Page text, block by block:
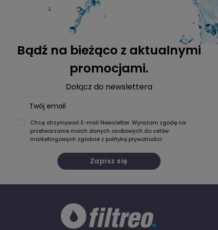
Bądź na bieżąco z aktualnymi
promocjami.
Dołącz do newslettera
Twój email
Chcę otrzymywać E-mail Newsletter. Wyrażam zgodę na
przetwarzanie moich danych osobowych do celów
marketingowych zgodnie z polityką prywatności
Zapisz się